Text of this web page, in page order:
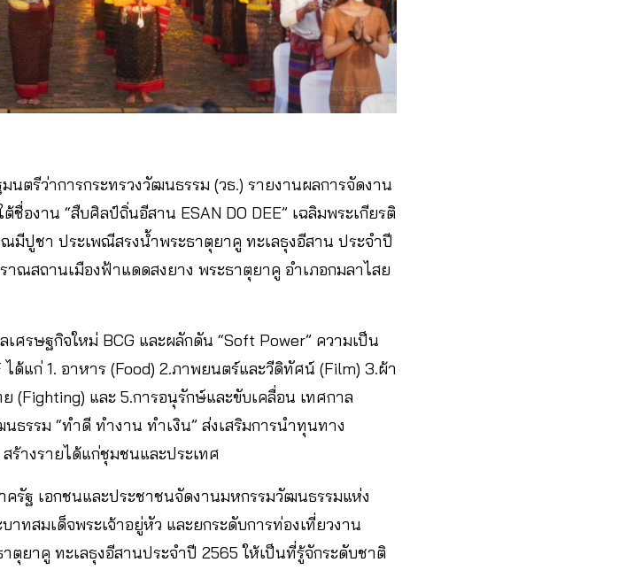
นตรีว่าการกระทรวงวัฒนธรรม (วธ.) รายงานผลการจัดงาน
องาน “สืบศิลป์ถิ่นอีสาน ESAN DO DEE” เฉลิมพระเกียรติ
มีปูชา ประเพณีสรงน้ำพระธาตุยาคู ทะเลธุงอีสาน ประจำปี
ณสถานเมืองฟ้าแดดสงยาง พระธาตุยาคู อำเภอกมลาไสย
ศรษฐกิจใหม่ BCG และผลักดัน “Soft Power” ความเป็น
แก่ 1. อาหาร (Food) 2.ภาพยนตร์และวีดิทัศน์ (Film) 3.ผ้า
(Fighting) และ 5.การอนุรักษ์และขับเคลื่อน เทศกาล
รรม “ทำดี ทำงาน ทำเงิน” ส่งเสริมการนำทุนทาง
ร้างรายได้แก่ชุมชนและประเทศ
รัฐ เอกชนและประชาชนจัดงานมหกรรมวัฒนธรรมแห่ง
าทสมเด็จพระเจ้าอยู่หัว และยกระดับการท่องเที่ยวงาน
ยาคู ทะเลธุงอีสานประจำปี 2565 ให้เป็นที่รู้จักระดับชาติ